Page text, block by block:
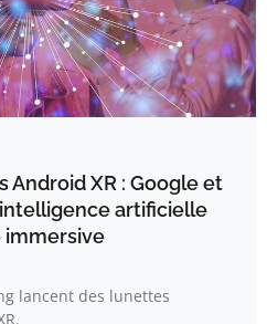
XR : Google et
artificielle
immersive
lancent des lunettes